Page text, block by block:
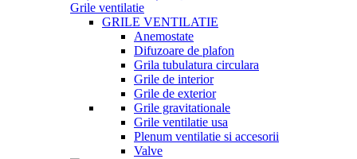
Grile ventilatie
GRILE VENTILATIE
Anemostate
Difuzoare de plafon
Grila tubulatura circulara
Grile de interior
Grile de exterior
Grile gravitationale
Grile ventilatie usa
Plenum ventilatie si accesorii
Valve